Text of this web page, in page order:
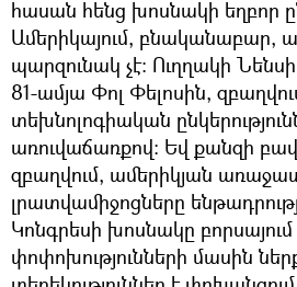
հասան հենց խոսնակի եղբոր
Ամերիկայում, բնականաբար,
պարզունակ չէ։ Ուղղակի
81-ամյա Փոլ Փելոսին,
տեխնոլոգիական
առուվաճառքով։ Եվ քանզի
զբաղվում, ամերիկյան
լրատվամիջոցները
Կոնգրեսի խոսնակը
փոփոխությունների մասին